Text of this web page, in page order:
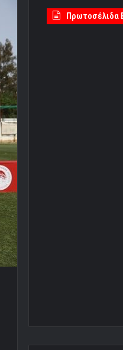
Πρωτοσέλιδα